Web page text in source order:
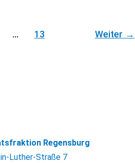
… 13 Weiter →
Regensburg
Luther-Straße 7